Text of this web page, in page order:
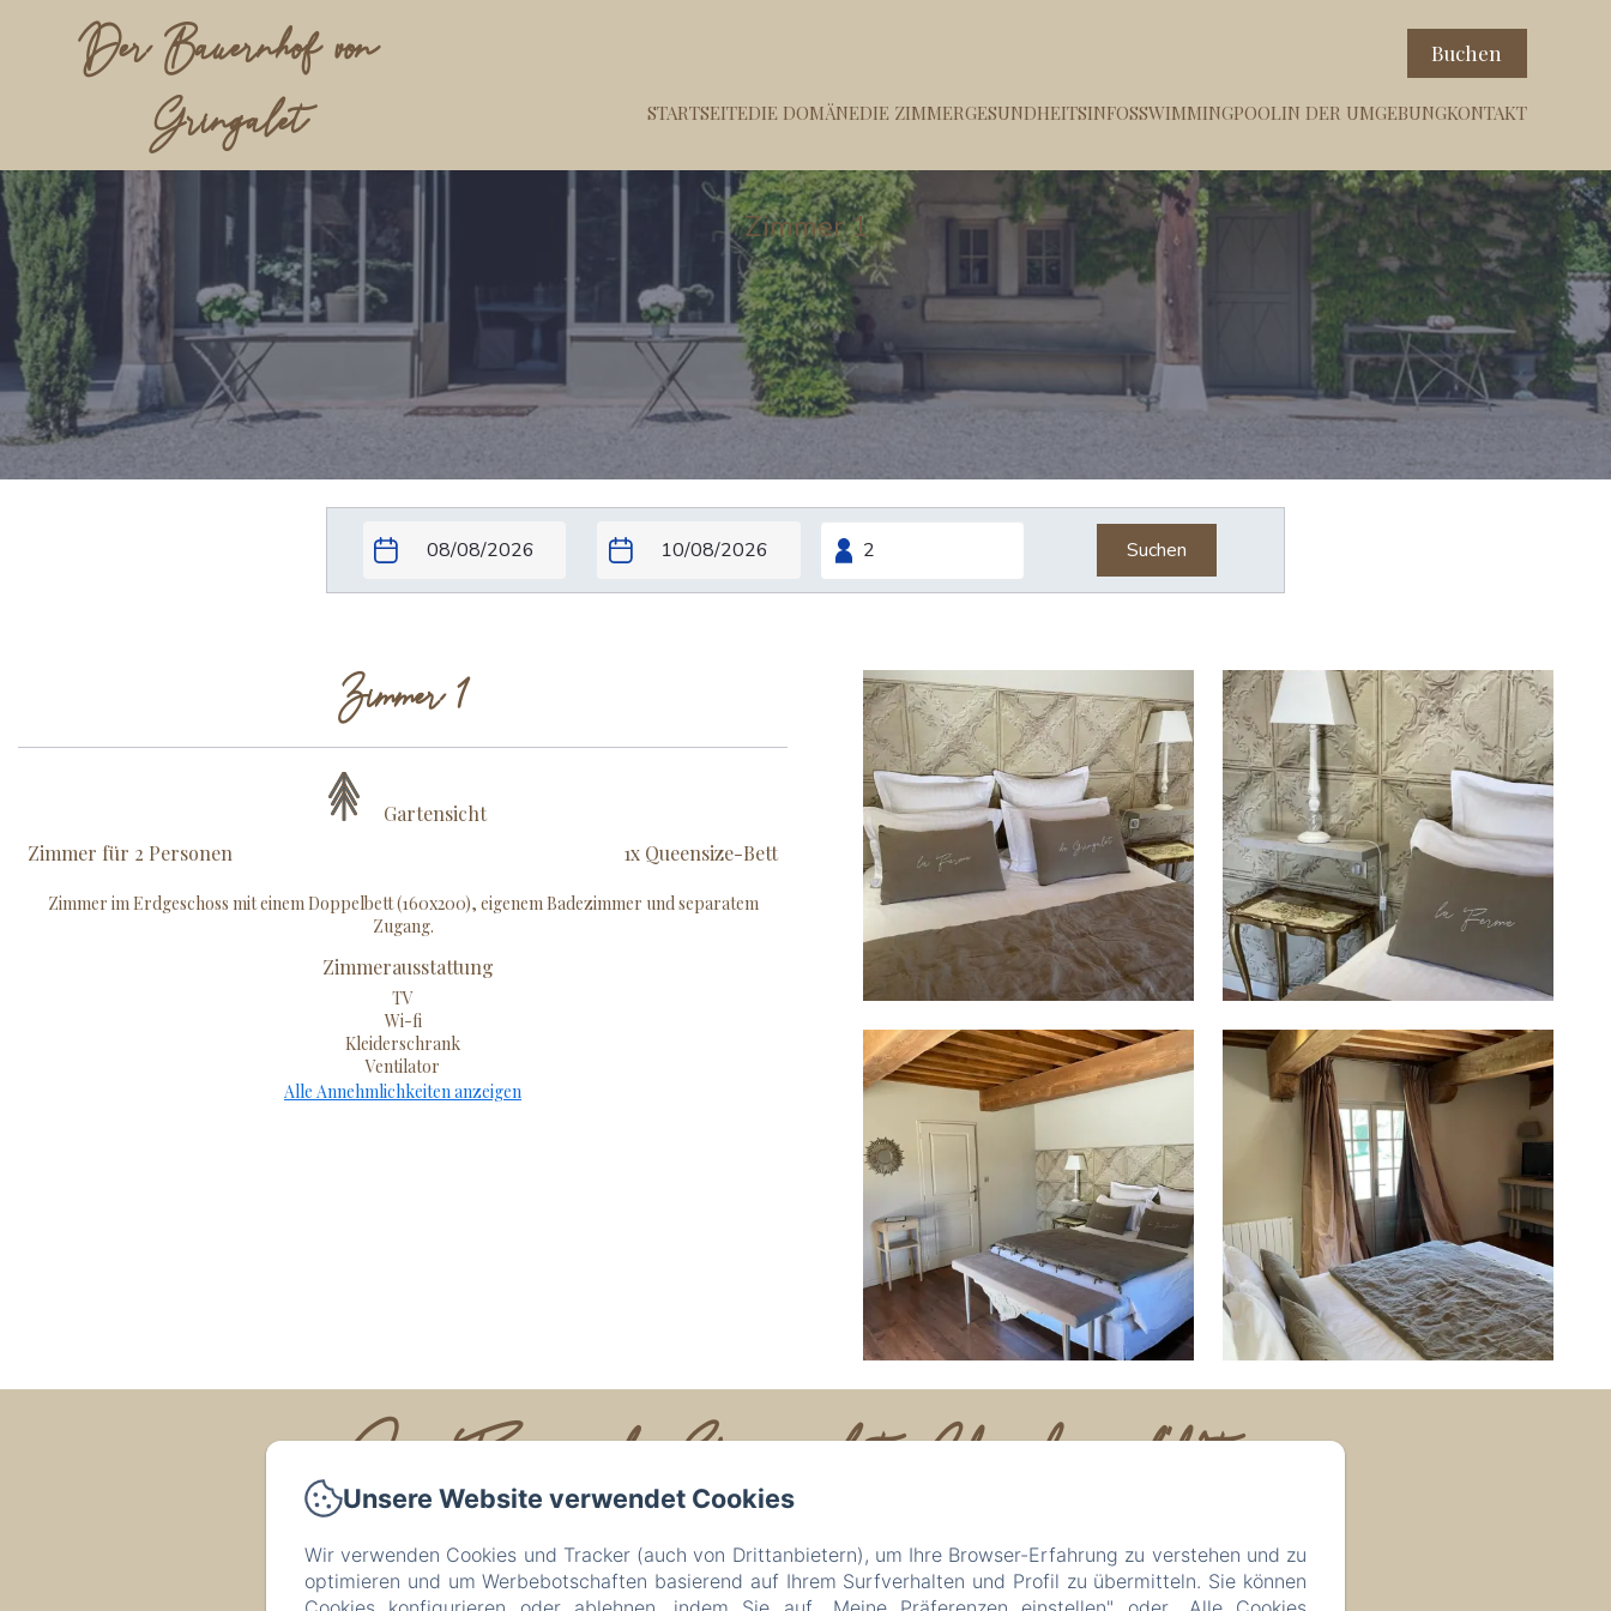
Der Bauernhof von
Gringalet
Buchen
STARTSEITEDIE DOMÄNEDIE ZIMMERGESUNDHEITSINFOSSWIMMINGPOOLIN DER UMGEBUNGKONTAKT
Zimmer 1
Suchen
Zimmer 1
Gartensicht
Zimmer für 2 Personen
1x Queensize-Bett
Zimmer im Erdgeschoss mit einem Doppelbett (160x200), eigenem Badezimmer und separatem
Zugang.
Zimmerausstattung
TV
Wi-fi
Kleiderschrank
Ventilator
Alle Annehmlichkeiten anzeigen
La Ferme de Gringalet Chambres d'hôtes
Lieu dit, Gringalet, Anthon, 38280, Frankreich
lafermedegringalet@gmail.com
06 62 38 52 90
Unsere Website verwendet Cookies
Wir verwenden Cookies und Tracker (auch von Drittanbietern), um Ihre Browser-Erfahrung zu verstehen und zu
optimieren und um Werbebotschaften basierend auf Ihrem Surfverhalten und Profil zu übermitteln. Sie können